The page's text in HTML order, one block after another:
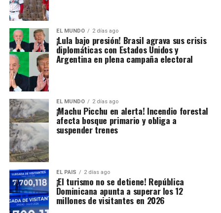
EL MUNDO 2 días ago
¡Lula bajo presión! Brasil agrava sus crisis
diplomáticas con Estados Unidos y
Argentina en plena campaña electoral
EL MUNDO 2 días ago
¡Machu Picchu en alerta! Incendio forestal
afecta bosque primario y obliga a
suspender trenes
EL PAIS 2 días ago
¡El turismo no se detiene! República
Dominicana apunta a superar los 12
millones de visitantes en 2026